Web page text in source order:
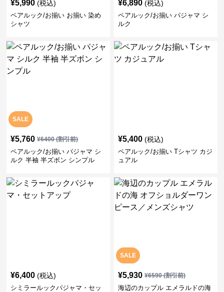
¥5,990 (税込)
ペアルック/お揃い お揃い 染め
シャツ
¥6,890 (税込)
ペアルック/お揃い パジャマ シ
ルク
SALE
¥5,760 ¥6400(割引前)
ペアルック/お揃い パジャマ シ
ルク 半袖 半ズボン シンプル
¥5,400 (税込)
ペアルック/お揃い Tシャツ カジ
ュアル
¥6,400 (税込)
シミラールックパジャマ・セッ
SALE
¥5,930 ¥6590(割引前)
海辺のカップル エメラルドの海